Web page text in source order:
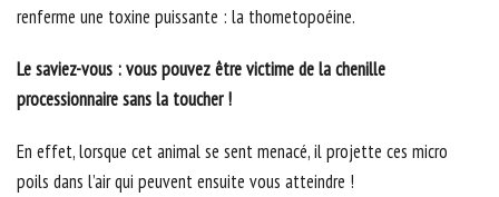
renferme une toxine puissante : la thometopoéine.
Le saviez-vous : vous pouvez être victime de la chenille
processionnaire sans la toucher !
En effet, lorsque cet animal se sent menacé, il projette ces micro
poils dans l’air qui peuvent ensuite vous atteindre !